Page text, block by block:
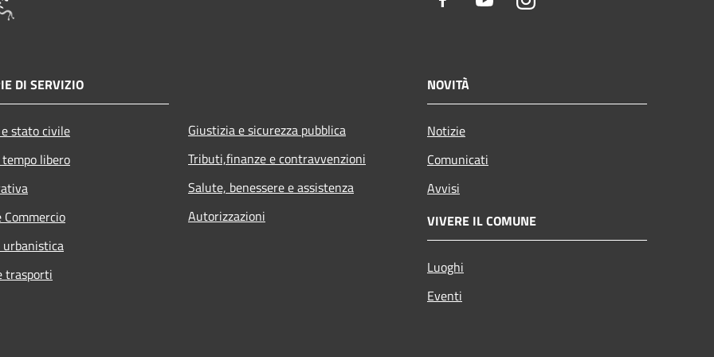
DI SERVIZIO
stato civile
libero
Commercio
urbanistica
trasporti
Giustizia e sicurezza pubblica
Tributi,finanze e contravvenzioni
Salute, benessere e assistenza
Autorizzazioni
NOVITÀ
Notizie
Comunicati
Avvisi
VIVERE IL COMUNE
Luoghi
Eventi